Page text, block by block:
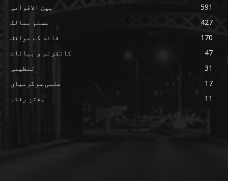
بین الاقوامی
591
مسلم ممالک
427
قائد کے مواقف
170
کانفرنس و بیانات
47
تنظیمی
31
علمی سرگرمیاں
17
ہفتۂِ رفتہ
11